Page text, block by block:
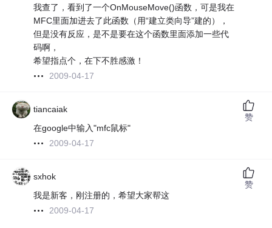
我查了，看到了一个OnMouseMove()函数，可是我在
MFC里面加进去了此函数（用“建立类向导”建的），
但是没有反应，是不是要在这个函数里面添加一些代
码啊，
希望指点个，在下不胜感激！
2009-04-17
tiancaiak
在google中输入"mfc鼠标"
2009-04-17
赞
sxhok
我是新客，刚注册的，希望大家帮这
2009-04-17
赞